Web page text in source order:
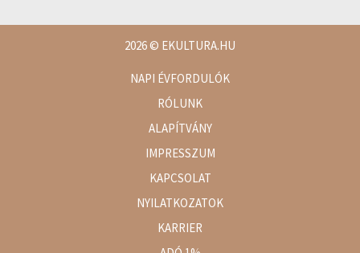
2026© EKULTURA.HU
NAPI ÉVFORDULÓK
RÓLUNK
ALAPÍTVÁNY
IMPRESSZUM
KAPCSOLAT
NYILATKOZATOK
KARRIER